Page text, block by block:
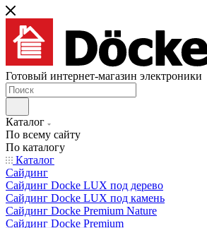
Готовый интернет-магазин электроники
Каталог
По всему сайту
По каталогу
Каталог
Сайдинг
Сайдинг Docke LUX под дерево
Сайдинг Docke LUX под камень
Сайдинг Docke Premium Nature
Сайдинг Docke Premium